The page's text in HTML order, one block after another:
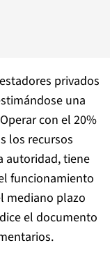
privados
una
con el 20%
los recursos
autoridad, tiene
funcionamiento
mediano plazo
el documento